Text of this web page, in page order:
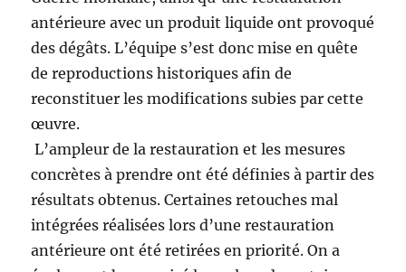
antérieure avec un produit liquide ont provoqué
des dégâts. L’équipe s’est donc mise en quête
de reproductions historiques afin de
reconstituer les modifications subies par cette
œuvre.
L’ampleur de la restauration et les mesures
concrètes à prendre ont été définies à partir des
résultats obtenus. Certaines retouches mal
intégrées réalisées lors d’une restauration
antérieure ont été retirées en priorité. On a